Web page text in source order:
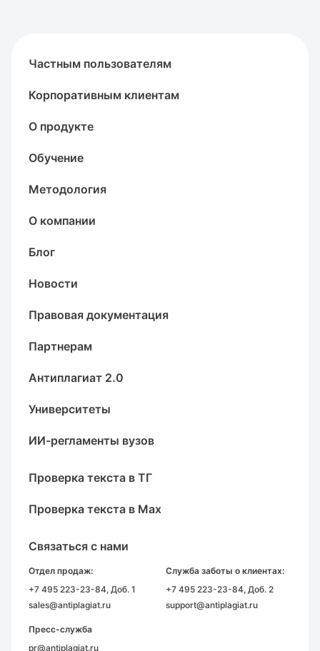
Частным пользователям
Корпоративным клиентам
О продукте
Обучение
Методология
О компании
Блог
Новости
Правовая документация
Партнерам
Антиплагиат 2.0
Университеты
ИИ-регламенты вузов
Проверка текста в ТГ
Проверка текста в Max
Связаться с нами
Отдел продаж:
+7 495 223-23-84, Доб. 1
sales@antiplagiat.ru
Служба заботы о клиентах:
+7 495 223-23-84, Доб. 2
support@antiplagiat.ru
Пресс-служба
pr@antiplagiat.ru